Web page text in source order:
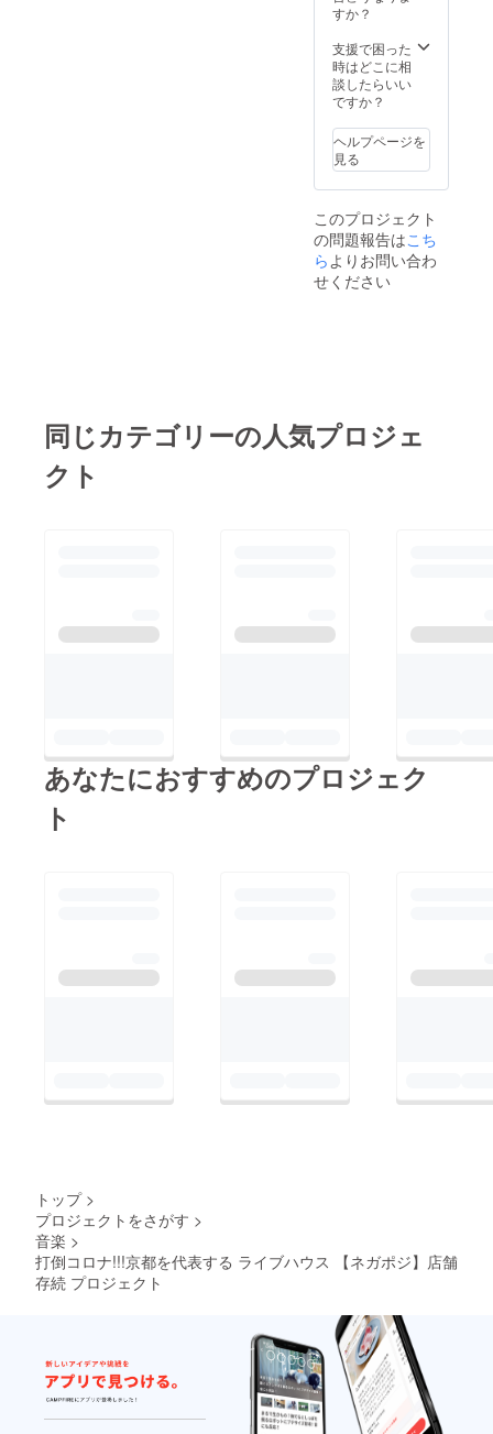
談、飲
別。
すか？
支援で困った
時はどこに相
談したらいい
ですか？
ヘルプページを
見る
このプロジェクト
の問題報告はこち
ら よりお問い合わ
せください
同じカテゴリーの人気プロジェ
クト
あなたにおすすめのプロジェク
ト
トップ >
プロジェクトをさがす >
音楽 >
打倒コロナ!!!京都を代表する ライブハウス 【ネガポジ】店舗
存続 プロジェクト